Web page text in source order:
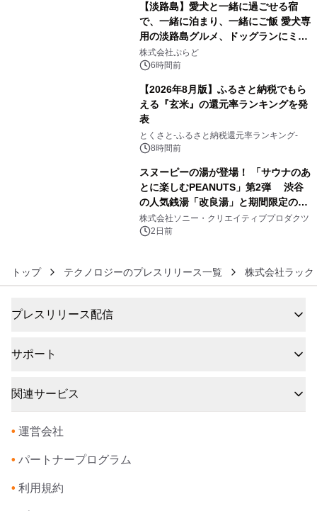
【淡路島】愛犬と一緒に過ごせる宿
で、一緒に泊まり、一緒にご飯 愛犬専
用の淡路島グルメ、ドッグランにミニ
プール グランピングとトレーラーハウ
スの2施設で
株式会社ぷらど
6時間前
【2026年8月版】ふるさと納税でもら
える『玄米』の還元率ランキングを発
表
とくさと-ふるさと納税還元率ランキング-
8時間前
スヌーピーの湯が登場！ 「サウナのあ
とに楽しむPEANUTS」第2弾 渋谷
の人気銭湯「改良湯」と期間限定のコ
ラボレーション サウナイキタイコラ
ボグッズも発売決定！
株式会社ソニー・クリエイティブプロダクツ
2日前
トップ テクノロジーのプレスリリース一覧 株式会社ラック
プレスリリース配信
サポート
関連サービス
• 運営会社
• パートナープログラム
• 利用規約